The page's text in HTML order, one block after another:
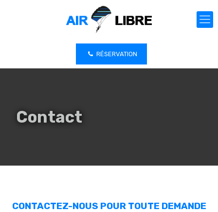
RÉSERVATION
Contact
CONTACTEZ-NOUS POUR TOUTE DEMANDE